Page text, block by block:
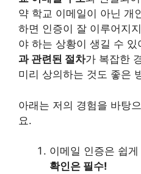
약 학교 이메일이 아닌 개
하면 인증이 잘 이루어지
야 하는 상황이 생길 수 있
과 관련된 절차가 복잡한
미리 상의하는 것도 좋은
아래는 저의 경험을 바탕
요.
이메일 인증은 쉽
확인은 필수!